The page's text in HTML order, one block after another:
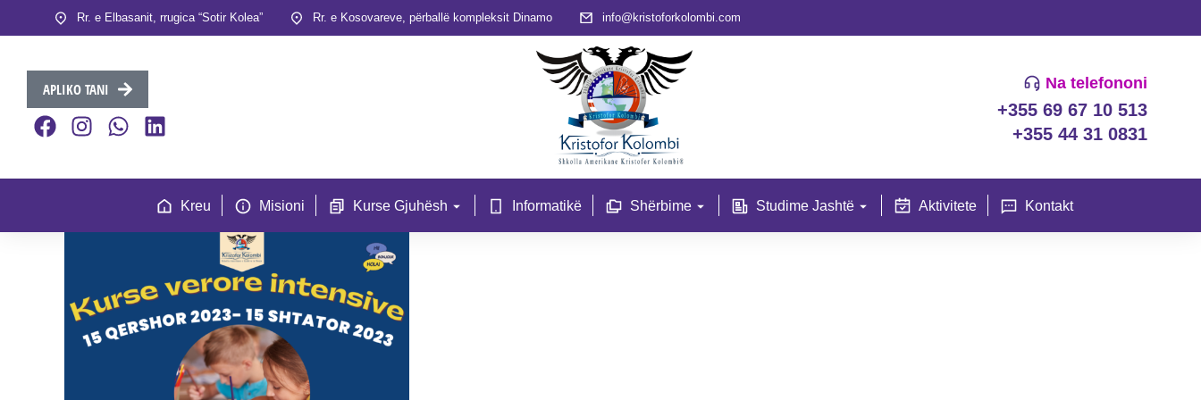
Rr. e Elbasanit, rrugica “Sotir Kolea” Rr. e Kosovareve, përballë kompleksit Dinamo info@kristoforkolombi.com
APLIKO TANI Na telefononi
+355 69 67 10 513
+355 44 31 0831
Kreu Misioni Kurse Gjuhësh Informatikë Shërbime Studime Jashtë Aktivitete Kontakt